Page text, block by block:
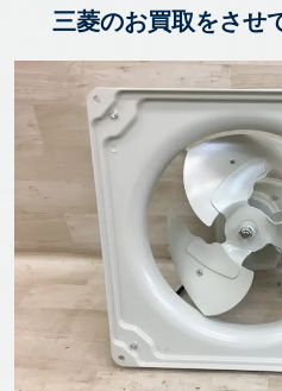
三菱のお買取をさせ